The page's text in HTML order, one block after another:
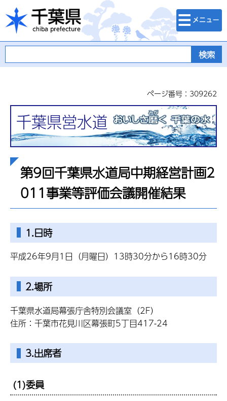
千葉県
検索・メニュ
ー
ページ番号：309262
千葉県営水道
第9回千葉県水道局中期経営計画2
011事業等評価会議開催結果
1.日時
平成26年9月1日（月曜日）13時30分から16時30分
2.場所
千葉県水道局幕張庁舎特別会議室（2F）
住所：千葉市花見川区幕張町5丁目417-24
3.出席者
(1)委員